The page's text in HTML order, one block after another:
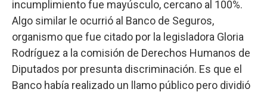
incumplimiento fue mayúsculo, cercano al 100%.
Algo similar le ocurrió al Banco de Seguros,
organismo que fue citado por la legisladora Gloria
Rodríguez a la comisión de Derechos Humanos de
Diputados por presunta discriminación. Es que el
Banco había realizado un llamo público pero dividió